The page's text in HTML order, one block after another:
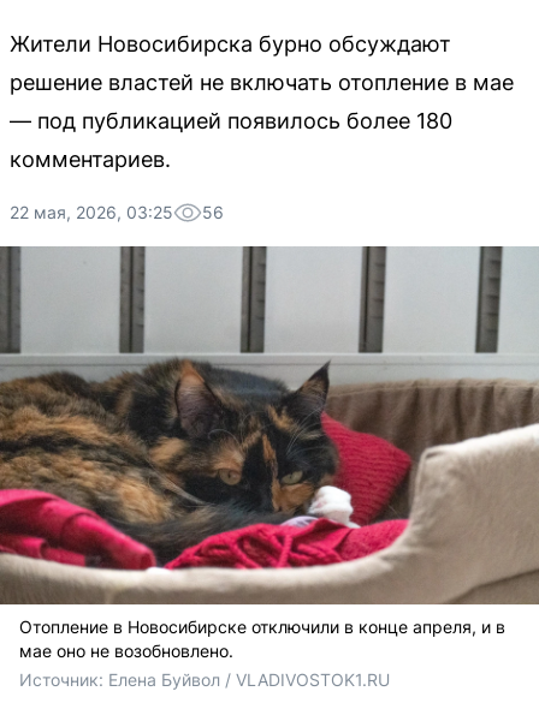
Жители Новосибирска бурно обсуждают
решение властей не включать отопление в мае
— под публикацией появилось более 180
комментариев.
22 мая, 2026, 03:25 56
Отопление в Новосибирске отключили в конце апреля, и в
мае оно не возобновлено.
Источник: Елена Буйвол / VLADIVOSTOK1.RU